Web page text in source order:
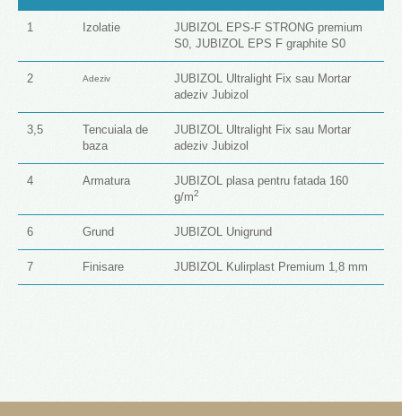
1 Izolatie
JUBIZOL EPS-F STRONG premium
S0, JUBIZOL EPS F graphite S0
2 Adeziv
JUBIZOL Ultralight Fix sau Mortar
adeziv Jubizol
3,5
Tencuiala de
baza
JUBIZOL Ultralight Fix sau Mortar
adeziv Jubizol
4 Armatura
JUBIZOL plasa pentru fatada 160
g/m2
6 Grund JUBIZOL Unigrund
7 Finisare JUBIZOL Kulirplast Premium 1,8 mm